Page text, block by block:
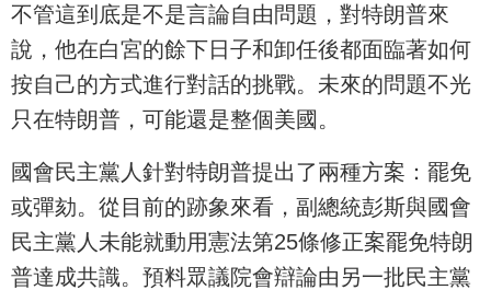
不管這到底是不是言論自由問題，對特朗普來
說，他在白宮的餘下日子和卸任後都面臨著如何
按自己的方式進行對話的挑戰。未來的問題不光
只在特朗普，可能還是整個美國。
國會民主黨人針對特朗普提出了兩種方案：罷免
或彈劾。從目前的跡象來看，副總統彭斯與國會
民主黨人未能就動用憲法第25條修正案罷免特朗
普達成共識。預料眾議院會辯論由另一批民主黨